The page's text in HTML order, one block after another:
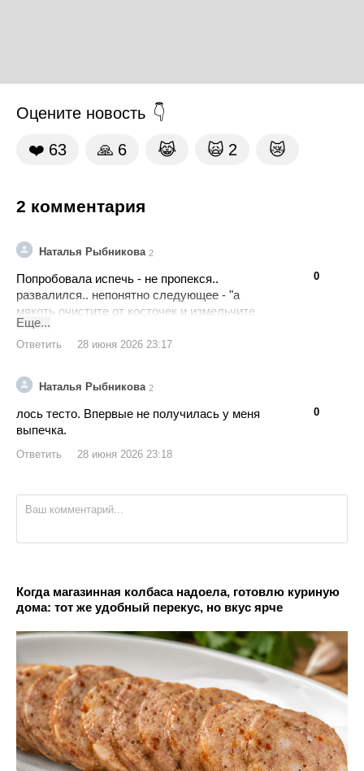
Оцените новость
❤️ 63 🙏 6 😹 🙀 2 😿
2 комментария
Наталья Рыбникова 2
0
Попробовала испечь - не пропекся..
развалился.. непонятно следующее - "а
мякоть очистите от косточек и измельчите
блендером до состояния пюре", т.е. без сока
мякоть измельчить? с соком слишком
получилась у меня выпечка.
Еще...
Ответить 28 июня 2026 23:17
Наталья Рыбникова 2
0
лось тесто. Впервые не получилась у меня
выпечка.
Ответить 28 июня 2026 23:18
Когда магазинная колбаса надоела, готовлю куриную
дома: тот же удобный перекус, но вкус ярче